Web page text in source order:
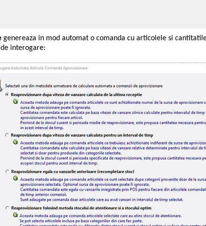
genereaza in mod automat o comanda cu articolele si
interogare: